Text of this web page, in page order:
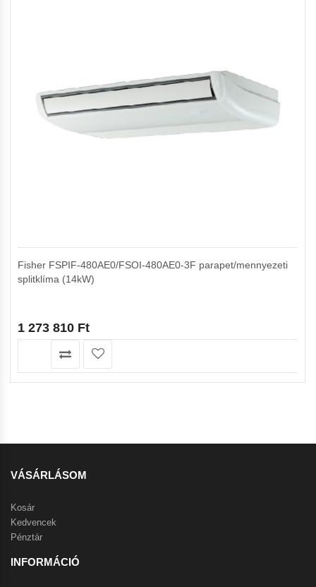
Fisher FSPIF-480AE0/FSOI-480AE0-3F parapet/mennyezeti
splitklíma (14kW)
1 273 810 Ft
VÁSÁRLÁSOM
Kosár
Kedvencek
Pénztár
INFORMÁCIÓ